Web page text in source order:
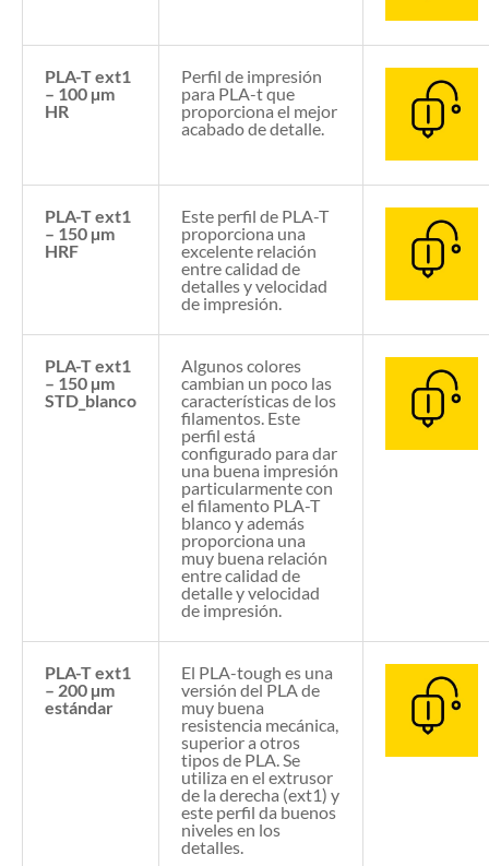
PLA-T ext1
– 100 µm
HR
Perfil de impresión
para PLA-t que
proporciona el mejor
acabado de detalle.
PLA-T ext1
– 150 µm
HRF
Este perfil de PLA-T
proporciona una
excelente relación
entre calidad de
detalles y velocidad
de impresión.
PLA-T ext1
– 150 µm
STD_blanco
Algunos colores
cambian un poco las
características de los
filamentos. Este
perfil está
configurado para dar
una buena impresión
particularmente con
el filamento PLA-T
blanco y además
proporciona una
muy buena relación
entre calidad de
detalle y velocidad
de impresión.
PLA-T ext1
– 200 µm
estándar
El PLA-tough es una
versión del PLA de
muy buena
resistencia mecánica,
superior a otros
tipos de PLA. Se
utiliza en el extrusor
de la derecha (ext1) y
este perfil da buenos
niveles en los
detalles.